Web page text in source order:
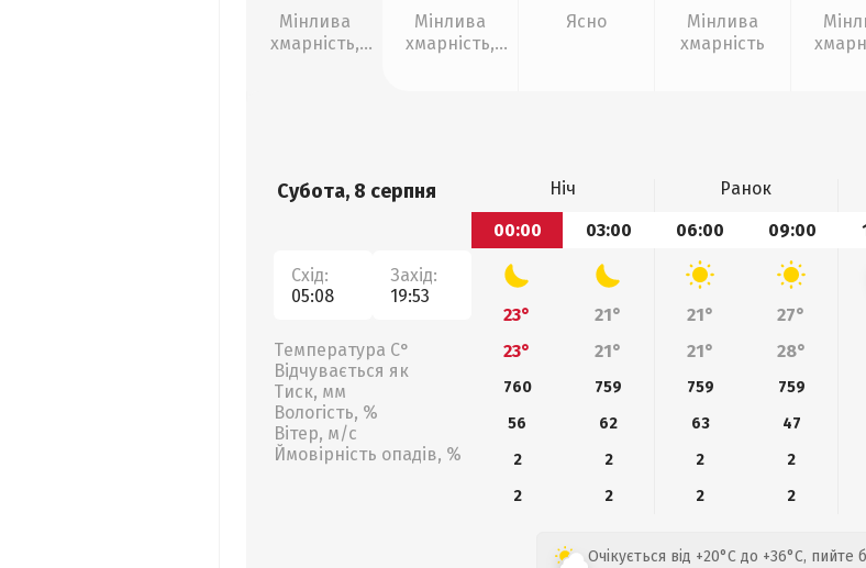
Мінлива
хмарність,
Мінлива
хмарність,
Ясно
Мінлива
хмарність
Субота, 8 серпня
Схід:
05:08
Захід:
19:53
Температура С°
Відчувається як
Тиск, мм
Вологість, %
Вітер, м/с
Ймовірність опадів, %
Ніч Ранок
00:00
03:00 06:00 09:00
23° 21° 21° 27°
23°
21° 21° 28°
760 759 759 759
56
62 63 47
2
2 2 2
2
2 2 2
Очікується від +20°C до +36°C,